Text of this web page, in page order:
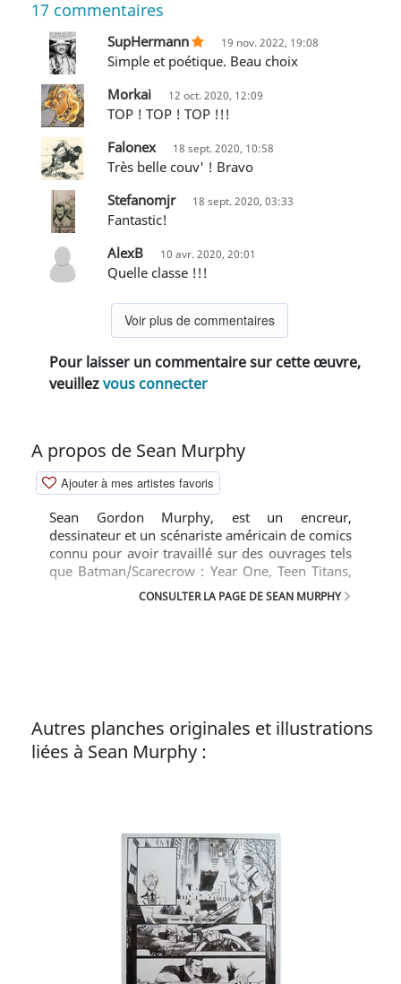
17 commentaires
SupHermann 19 nov. 2022, 19:08
Simple et poétique. Beau choix
Morkai
12 oct. 2020, 12:09
TOP ! TOP ! TOP !!!
Falonex
18 sept. 2020, 10:58
Très belle couv' ! Bravo
Stefanomjr
18 sept. 2020, 03:33
Fantastic!
AlexB
10 avr. 2020, 20:01
Quelle classe !!!
Voir plus de commentaires
Pour laisser un commentaire sur cette œuvre,
veuillezvous connecter
A propos de Sean Murphy
Ajouter à mes artistes favoris
Sean Gordon Murphy, est un encreur,
dessinateur et un scénariste américain de comics
connu pour avoir travaillé sur des ouvrages tels
que Batman/Scarecrow : Year One, Teen Titans,
Hellblazer : City of Demons, Shaun of the Dead,
Joe the Barbarian, American Vampire : Survival
CONSULTER LA PAGE DE SEAN MURPHY
Autres planches originales et illustrations
liées à Sean Murphy :